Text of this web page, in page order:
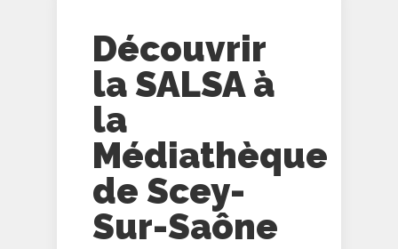
Découvrir
la SALSA à
la
Médiathèque
de Scey-
Sur-Saône